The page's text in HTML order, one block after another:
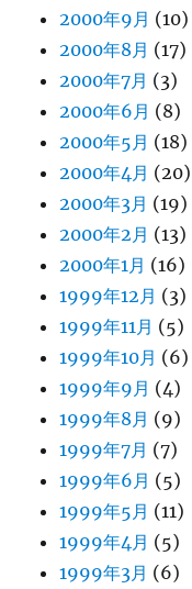
2000年9月 (10)
2000年8月 (17)
2000年7月 (3)
2000年6月 (8)
2000年5月 (18)
2000年4月 (20)
2000年3月 (19)
2000年2月 (13)
2000年1月 (16)
1999年12月 (3)
1999年11月 (5)
1999年10月 (6)
1999年9月 (4)
1999年8月 (9)
1999年7月 (7)
1999年6月 (5)
1999年5月 (11)
1999年4月 (5)
1999年3月 (6)